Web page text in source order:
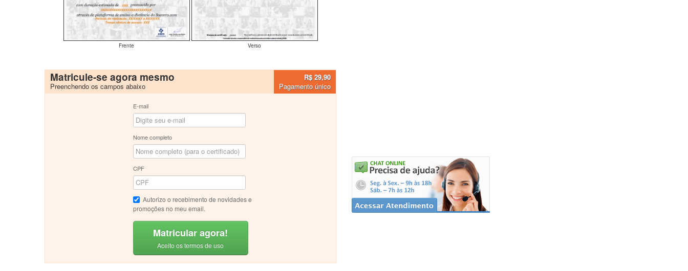
Frente Verso
Matricule-se agora mesmo
Preenchendo os campos abaixo
R$ 29,90
Pagamento único
E-mail
Nome completo
CPF
Autorizo o recebimento de novidades e
promoções no meu email.
Matricular agora!
Aceito os termos de uso